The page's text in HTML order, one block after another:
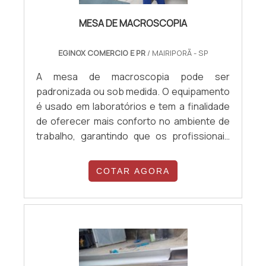
banheiros. Os modelos mais utilizados
(formato L ou U) para cantos e
transferência, e articuláveis, ideais para
espaços com limitações de parede.
MESA DE MACROSCOPIA
EGINOX COMERCIO E PR/ MAIRIPORÃ - SP
A mesa de macroscopia pode ser
padronizada ou sob medida. O equipamento
é usado em laboratórios e tem a finalidade
de oferecer mais conforto no ambiente de
trabalho, garantindo que os profissionais
desempenhar suas funções. A mesa para
análises laboratoriais pode ser simples ou
com itens adicionais, como: Mesa de
com aço inox 304 por causa da resistência;
Pode ter pias nos cantos; Torneira com
ducha; Área para acomodar placa de
COTAR AGORA